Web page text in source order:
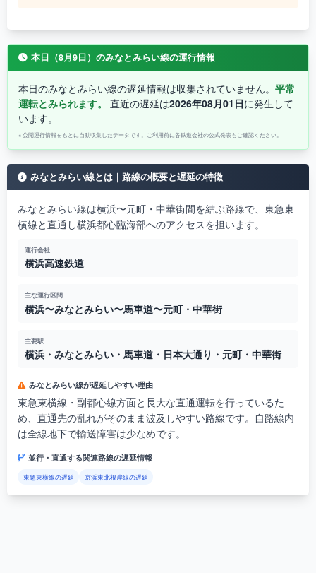
本日（8月9日）のみなとみらい線の運行情報
本日のみなとみらい線の遅延情報は収集されていません。 平常
運転とみられます。
直近の遅延は2026年08月01日に発生して
います。
※ 公開運行情報をもとに自動収集したデータです。ご利用前に各鉄道会社の公式発表もご確認ください。
みなとみらい線とは｜路線の概要と遅延の特徴
みなとみらい線は横浜〜元町・中華街間を結ぶ路線で、東急東
横線と直通し横浜都心臨海部へのアクセスを担います。
運行会社
横浜高速鉄道
主な運行区間
横浜〜みなとみらい〜馬車道〜元町・中華街
主要駅
横浜・みなとみらい・馬車道・日本大通り・元町・中華街
みなとみらい線が遅延しやすい理由
東急東横線・副都心線方面と長大な直通運転を行っているた
め、直通先の乱れがそのまま波及しやすい路線です。自路線内
は全線地下で輸送障害は少なめです。
並行・直通する関連路線の遅延情報
東急東横線の遅延 京浜東北根岸線の遅延